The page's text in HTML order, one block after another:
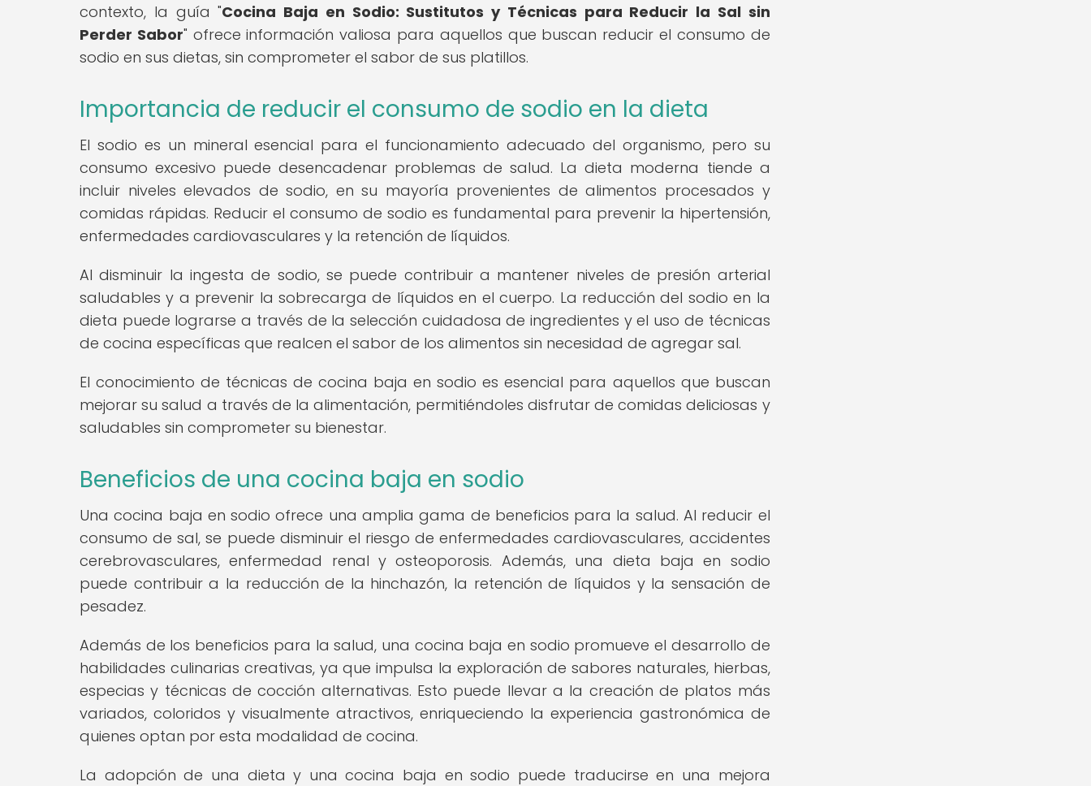
contexto, la guía "Cocina Baja en Sodio: Sustitutos y Técnicas para Reducir la Sal sin
Perder Sabor" ofrece información valiosa para aquellos que buscan reducir el consumo de
sodio en sus dietas, sin comprometer el sabor de sus platillos.
Importancia de reducir el consumo de sodio en la dieta
El sodio es un mineral esencial para el funcionamiento adecuado del organismo, pero su
consumo excesivo puede desencadenar problemas de salud. La dieta moderna tiende a
incluir niveles elevados de sodio, en su mayoría provenientes de alimentos procesados y
comidas rápidas. Reducir el consumo de sodio es fundamental para prevenir la hipertensión,
enfermedades cardiovasculares y la retención de líquidos.
Al disminuir la ingesta de sodio, se puede contribuir a mantener niveles de presión arterial
saludables y a prevenir la sobrecarga de líquidos en el cuerpo. La reducción del sodio en la
dieta puede lograrse a través de la selección cuidadosa de ingredientes y el uso de técnicas
de cocina específicas que realcen el sabor de los alimentos sin necesidad de agregar sal.
El conocimiento de técnicas de cocina baja en sodio es esencial para aquellos que buscan
mejorar su salud a través de la alimentación, permitiéndoles disfrutar de comidas deliciosas y
saludables sin comprometer su bienestar.
Beneficios de una cocina baja en sodio
Una cocina baja en sodio ofrece una amplia gama de beneficios para la salud. Al reducir el
consumo de sal, se puede disminuir el riesgo de enfermedades cardiovasculares, accidentes
cerebrovasculares, enfermedad renal y osteoporosis. Además, una dieta baja en sodio
puede contribuir a la reducción de la hinchazón, la retención de líquidos y la sensación de
pesadez.
Además de los beneficios para la salud, una cocina baja en sodio promueve el desarrollo de
habilidades culinarias creativas, ya que impulsa la exploración de sabores naturales, hierbas,
especias y técnicas de cocción alternativas. Esto puede llevar a la creación de platos más
variados, coloridos y visualmente atractivos, enriqueciendo la experiencia gastronómica de
quienes optan por esta modalidad de cocina.
La adopción de una dieta y una cocina baja en sodio puede traducirse en una mejora